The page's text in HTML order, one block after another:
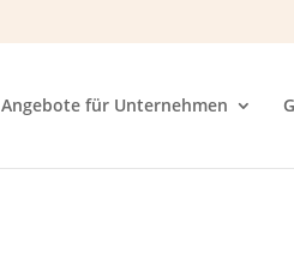
Angebote für Unternehmen